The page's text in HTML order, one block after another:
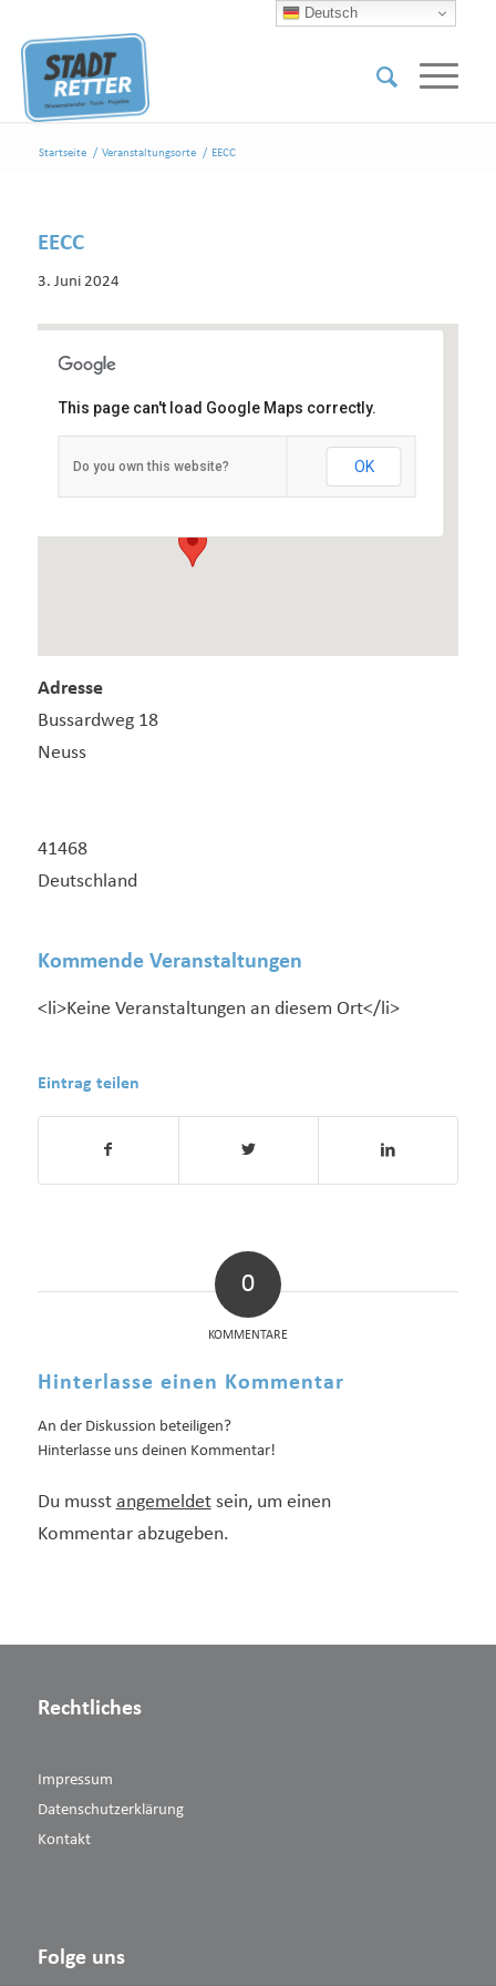
Startseite / Veranstaltungsorte / EECC
EECC
3. Juni 2024
EECC
Bussardweg 18 - Neuss
This page can't load Google Maps correctly.
Do you own this website? OK
Adresse
Bussardweg 18
Neuss
41468
Deutschland
Kommende Veranstaltungen
<li>Keine Veranstaltungen an diesem Ort</li>
Eintrag teilen
0
KOMMENTARE
Hinterlasse einen Kommentar
An der Diskussion beteiligen?
Hinterlasse uns deinen Kommentar!
Du musst angemeldetsein, um einen
Kommentar abzugeben.
Rechtliches
Impressum
Datenschutzerklärung
Kontakt
Folge uns
Deutsch